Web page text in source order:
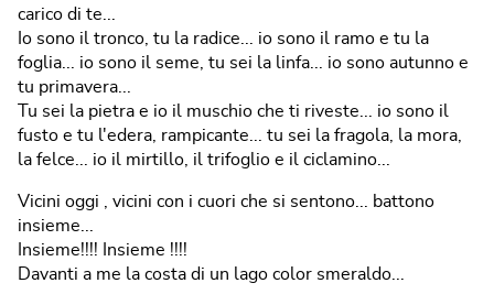
carico di te...
Io sono il tronco, tu la radice... io sono il ramo e tu la
foglia... io sono il seme, tu sei la linfa... io sono autunno e
tu primavera...
Tu sei la pietra e io il muschio che ti riveste... io sono il
fusto e tu l'edera, rampicante... tu sei la fragola, la mora,
la felce... io il mirtillo, il trifoglio e il ciclamino...
Vicini oggi , vicini con i cuori che si sentono... battono
insieme...
Insieme!!!! Insieme !!!!
Davanti a me la costa di un lago color smeraldo...